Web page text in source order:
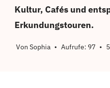
Weitere
Kultur, Cafés und
Erkundungstouren.
Von Sophia • Aufrufe: 97 •